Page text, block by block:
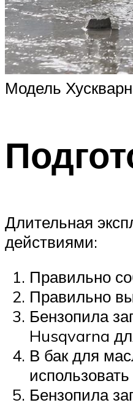
Модель
Длительная
действиями:
Правильно
Правильно
Бензопила
Husqvarna
В бак для
Бензопила